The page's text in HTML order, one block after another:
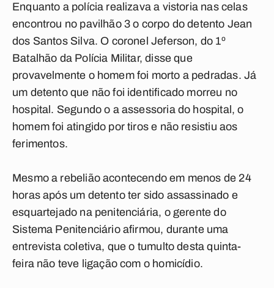
Enquanto a polícia realizava a vistoria nas celas
encontrou no pavilhão 3 o corpo do detento Jean
dos Santos Silva. O coronel Jeferson, do 1º
Batalhão da Polícia Militar, disse que
provavelmente o homem foi morto a pedradas. Já
um detento que não foi identificado morreu no
hospital. Segundo o a assessoria do hospital, o
homem foi atingido por tiros e não resistiu aos
ferimentos.
Mesmo a rebelião acontecendo em menos de 24
horas após um detento ter sido assassinado e
esquartejado na penitenciária, o gerente do
Sistema Penitenciário afirmou, durante uma
entrevista coletiva, que o tumulto desta quinta-
feira não teve ligação com o homicídio.